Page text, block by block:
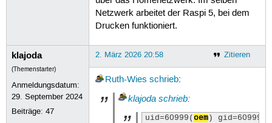
Netzwerk arbeitet der Raspi 5, bei dem
Drucken funktioniert.
klajoda
(Themenstarter)
Anmeldungsdatum:
29. September 2024
Beiträge:47
Zitieren
2. März 2026 20:58
Ruth-Wies schrieb:
klajoda schrieb:
uid=60999(oem)